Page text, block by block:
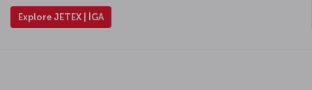
Explore JETEX | İGA